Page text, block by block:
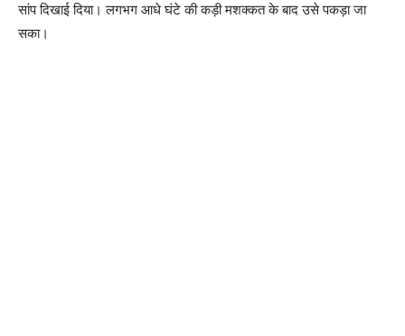
सांप दिखाई दिया। लगभग आधे घंटे की कड़ी मशक्कत के बाद उसे पकड़ा जा
सका।